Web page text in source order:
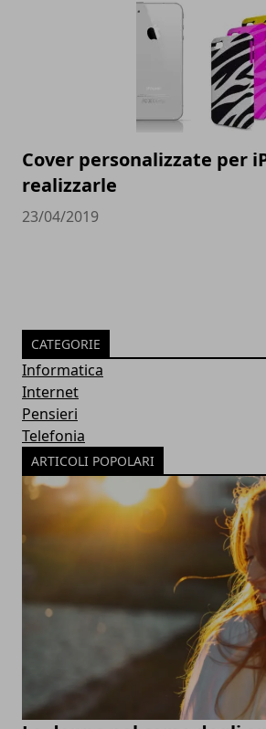
Cover personalizzate per
realizzarle
23/04/2019
CATEGORIE
Informatica
Internet
Pensieri
Telefonia
ARTICOLI POPOLARI